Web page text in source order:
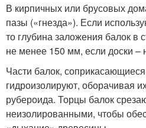
В кирпичных или брусовых
пазы («гнезда»). Если
то глубина заложения балок в
не менее 150 мм, если доски
Части балок,
гидроизолируют, оборачивая
рубероида. Торцы балок
неизолированными, чтобы